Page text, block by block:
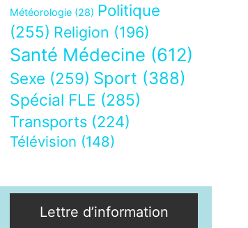
Météorologie (28) Politique
(255) Religion (196)
Santé Médecine (612)
Sexe (259) Sport (388)
Spécial FLE (285)
Transports (224)
Télévision (148)
Lettre d’information